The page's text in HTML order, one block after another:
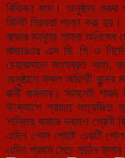
বিভিষন দাস। অনুষ্ঠান শুরুর
মিনিট নিরবতা পালন করা
বাজার মহকুমা শাসক অনিমেষ
বাজারএর এস ডি পি ও
চেয়ারম্যান সত্যব্রত সাহা,
অনুষ্ঠানে সকল অতিথী বৃন্দের
রানী কর্মকার। সামনেই
উদ্দ্যোগে প্রয়াত সত্যজিত
শান্তির বাজার দ্বাদশ শ্রেনী
এদিন গোল পোষ্টে একটি
এদিন প্রথম মেচে মর্ডান